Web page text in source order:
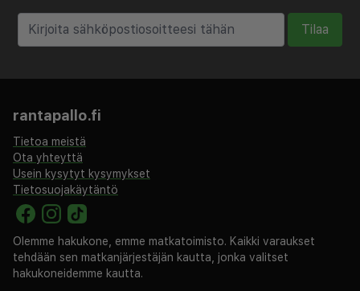
työ- tai vapaa-ajan vuoksi, arvostat hotellin
huomiota yksityiskohtiin ja sitoutumista vieraiden
Monte Kristo Hotelissa, kodissasi poissa kotoa.
Tilaa
rantapallo.fi
Tietoa meistä
Ota yhteyttä
Usein kysytyt kysymykset
Tietosuojakäytäntö
Olemme hakukone, emme matkatoimisto. Kaikki varaukset
tehdään sen matkanjärjestäjän kautta, jonka valitset
hakukoneidemme kautta.